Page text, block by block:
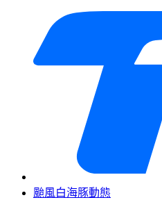
颱風白海豚動態